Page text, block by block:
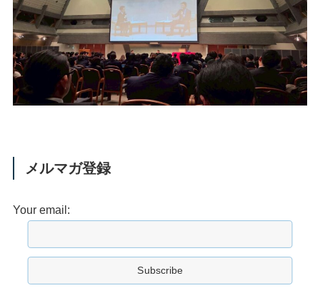
メルマガ登録
Your email: